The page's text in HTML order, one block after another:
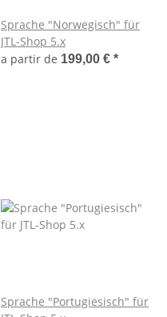
Sprache "Norwegisch" für
JTL-Shop 5.x
a partir de 199,00 € *
Sprache "Portugiesisch" für